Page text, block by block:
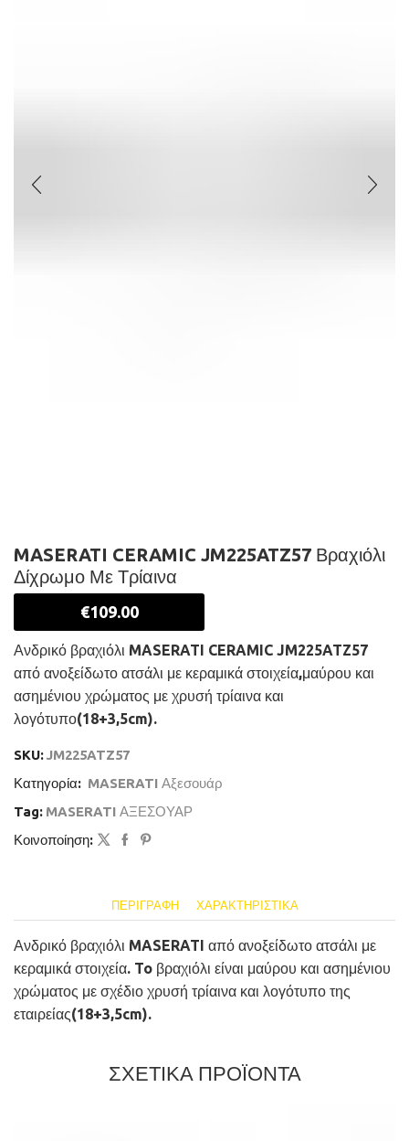
MASERATI CERAMIC JM225ATZ57 Βραχιόλι
Δίχρωμο Με Τρίαινα
€109.00
Ανδρικό βραχιόλι MASERATI CERAMIC JM225ATZ57
από ανοξείδωτο ατσάλι με κεραμικά στοιχεία,μαύρου και
ασημένιου χρώματος με χρυσή τρίαινα και
λογότυπο(18+3,5cm).
SKU:JM225ATZ57
Κατηγορία: MASERATI Αξεσουάρ
Tag: MASERATI ΑΞΕΣΟΥΑΡ
Κοινοποίηση:
ΠΕΡΙΓΡΑΦΉ ΧΑΡΑΚΤΗΡΙΣΤΙΚΆ
Ανδρικό βραχιόλι MASERATI από ανοξείδωτο ατσάλι με
κεραμικά στοιχεία. To βραχιόλι είναι μαύρου και ασημένιου
χρώματος με σχέδιο χρυσή τρίαινα και λογότυπο της
εταιρείας(18+3,5cm).
ΣΧΕΤΙΚΑ ΠΡΟΪΟΝΤΑ